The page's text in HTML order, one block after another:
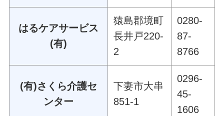
はるケアサービス
(有)
猿島郡境町
長井戸220-
2
0280-
87-
8766
(有)さくら介護セ
ンター
下妻市大串
851-1
0296-
45-
1606